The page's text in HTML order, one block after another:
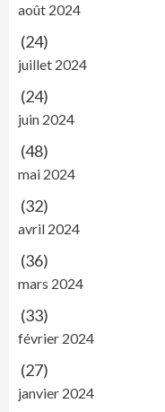
août 2024
(24)
juillet 2024
(24)
juin 2024
(48)
mai 2024
(32)
avril 2024
(36)
mars 2024
(33)
février 2024
(27)
janvier 2024